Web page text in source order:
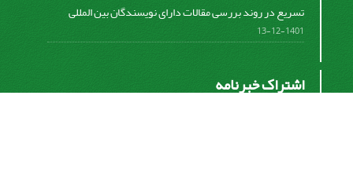
تسریع در روند بررسی مقالات دارای نویسندگان بین المللی
1401-12-13
اشتراک خبرنامه